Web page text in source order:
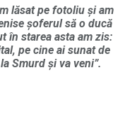
lăsat pe fotoliu și am
șoferul să o ducă
în starea asta am zis:
pe cine ai sunat de
Smurd și va veni”.